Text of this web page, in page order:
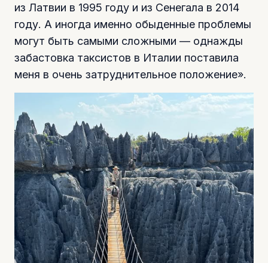
из Латвии в 1995 году и из Сенегала в 2014
году. А иногда именно обыденные проблемы
могут быть самыми сложными — однажды
забастовка таксистов в Италии поставила
меня в очень затруднительное положение».